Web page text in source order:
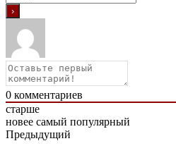
0 комментариев
старше
новее самый популярный
Предыдущий